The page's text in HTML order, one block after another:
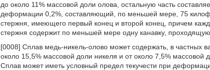
до около 11% массовой доли олова, остальную часть
деформации 0,2%, составляющий, по меньшей мере, 75
стержня, имеющего первый конец и второй конец, причем
стержня содержит по меньшей мере одну канавку, проходящую
[0008] Сплав медь-никель-олово может содержать, в частных
около 15,5% массовой доли никеля и от около 7,5% массовой
Сплав может иметь условный предел текучести при